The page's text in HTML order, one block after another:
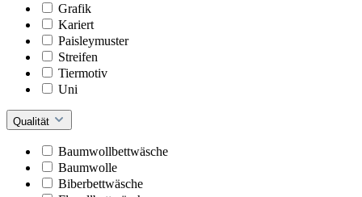
Grafik
Kariert
Paisleymuster
Streifen
Tiermotiv
Uni
Qualität
Baumwollbettwäsche
Baumwolle
Biberbettwäsche